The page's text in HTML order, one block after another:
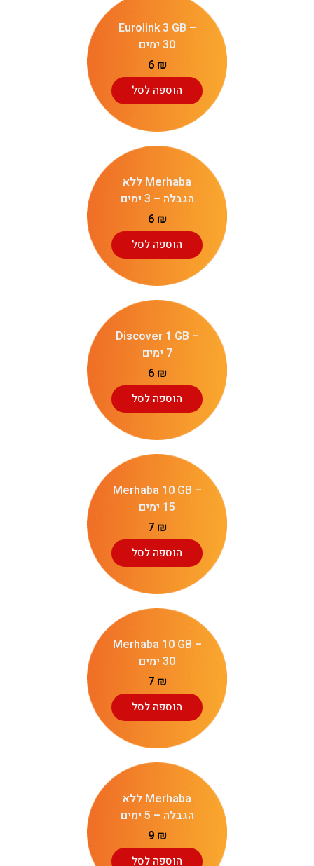
Eurolink 3 GB –
30 ימים
6 ₪
הוספה לסל
Merhaba ללא
הגבלה – 3 ימים
6 ₪
הוספה לסל
Discover 1 GB –
7 ימים
6 ₪
הוספה לסל
Merhaba 10 GB –
15 ימים
7 ₪
הוספה לסל
Merhaba 10 GB –
30 ימים
7 ₪
הוספה לסל
Merhaba ללא
הגבלה – 5 ימים
9 ₪
הוספה לסל